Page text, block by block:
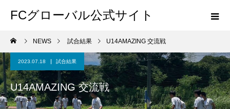
FCグローバル公式サイト
NEWS 試合結果 U14AMAZING 交流戦
2023.07.18 試合結果
U14AMAZING 交流戦